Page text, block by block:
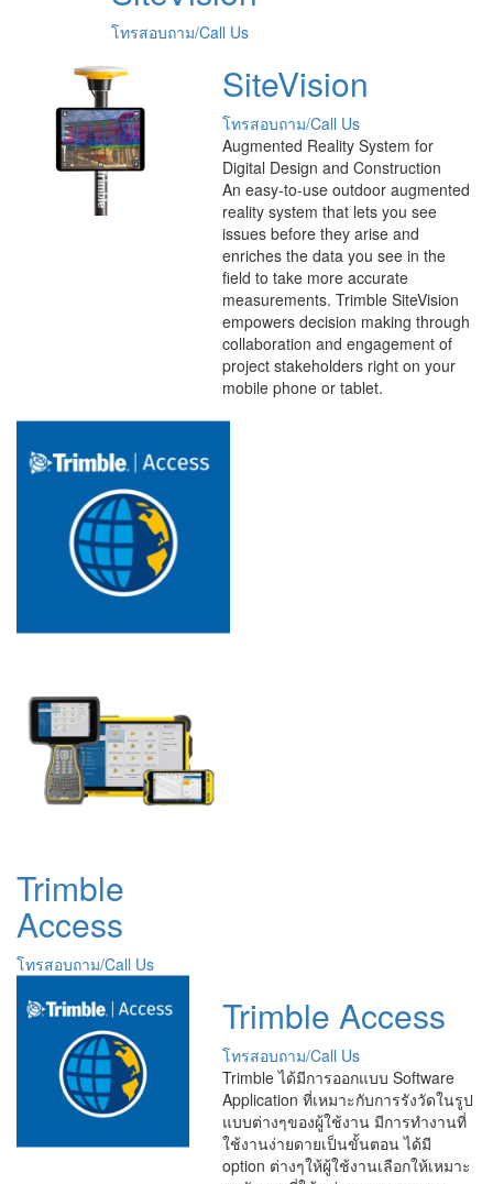
โทรสอบถาม/Call Us
SiteVision
โทรสอบถาม/Call Us
Augmented Reality System for
Digital Design and Construction
An easy-to-use outdoor augmented
reality system that lets you see
issues before they arise and
enriches the data you see in the
field to take more accurate
measurements. Trimble SiteVision
empowers decision making through
collaboration and engagement of
project stakeholders right on your
mobile phone or tablet.
Trimble
Access
โทรสอบถาม/Call Us
Trimble Access
โทรสอบถาม/Call Us
Trimble ได้มีการออกแบบ Software
Application ที่เหมาะกับการรังวัดในรูป
แบบต่างๆของผู้ใช้งาน มีการทำงานที่
ใช้งานง่ายดายเป็นขั้นตอน ได้มี
option ต่างๆให้ผู้ใช้งานเลือกให้เหมาะ